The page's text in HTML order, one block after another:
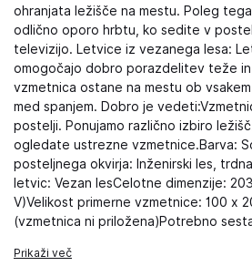
ohranjata ležišče na mestu. Poleg
odlično oporo hrbtu, ko sedite v
televizijo. Letvice iz vezanega lesa:
omogočajo dobro porazdelitev teže
vzmetnica ostane na mestu ob
med spanjem. Dobro je
postelji. Ponujamo različno izbiro
ogledate ustrezne vzmetnice.Barva:
posteljnega okvirja: Inženirski les,
letvic: Vezan lesCelotne dimenzije:
V)Velikost primerne vzmetnice: 100 x
(vzmetnica ni priložena)Potrebno
Prikaži več